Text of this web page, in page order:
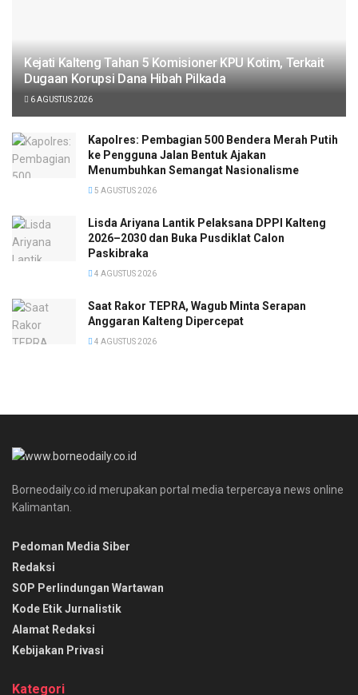
Kejati Kalteng Tahan 5 Komisioner KPU Kotim, Terkait
Dugaan Korupsi Dana Hibah Pilkada
6 AGUSTUS 2026
Kapolres: Pembagian 500 Bendera Merah Putih
ke Pengguna Jalan Bentuk Ajakan
Menumbuhkan Semangat Nasionalisme
5 AGUSTUS 2026
Lisda Ariyana Lantik Pelaksana DPPI Kalteng
2026–2030 dan Buka Pusdiklat Calon
Paskibraka
4 AGUSTUS 2026
Saat Rakor TEPRA, Wagub Minta Serapan
Anggaran Kalteng Dipercepat
4 AGUSTUS 2026
Borneodaily.co.id merupakan portal media terpercaya news online
Kalimantan.
Pedoman Media Siber
Redaksi
SOP Perlindungan Wartawan
Kode Etik Jurnalistik
Alamat Redaksi
Kebijakan Privasi
Kategori